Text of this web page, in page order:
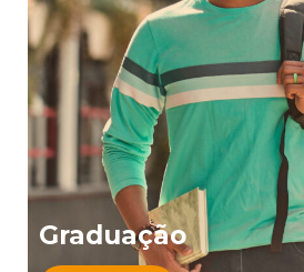
Graduação